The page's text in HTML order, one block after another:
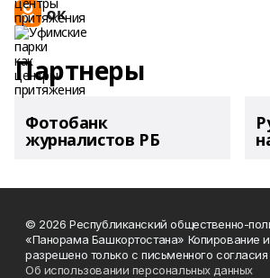
Партнеры
Фотобанк
журналистов РБ
© 2026 Республиканский общественно-
«Панорама Башкортостана» Копирование
разрешено только с письменного
Об использовании персональных данных